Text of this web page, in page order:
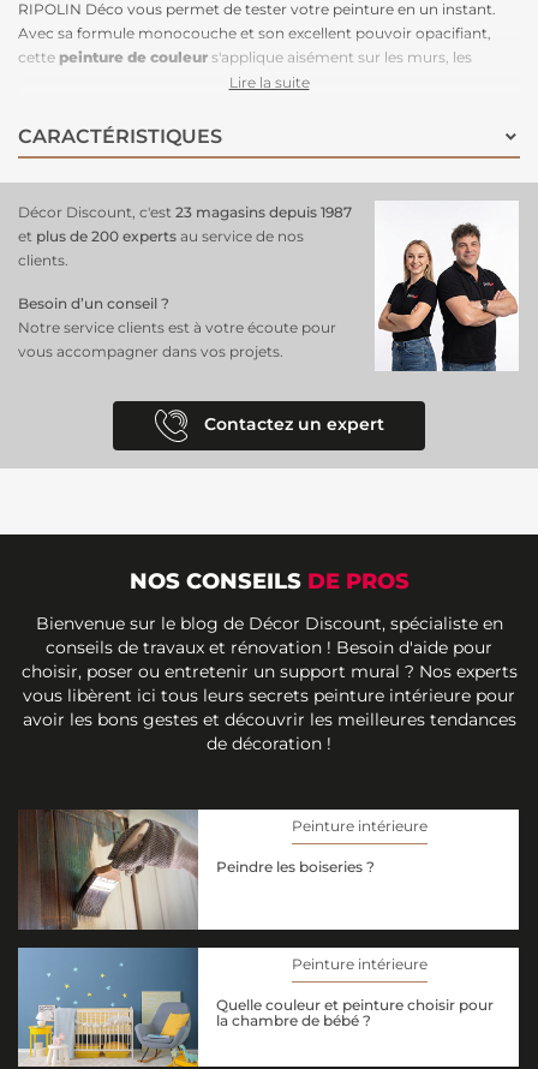
RIPOLIN Déco vous permet de tester votre peinture en un instant.
Avec sa formule monocouche et son excellent pouvoir opacifiant,
cette peinture de couleur s'applique aisément sur les murs, les
boiseries et les radiateurs. Découvrez la profondeur sophistiquée du
contemporaine à votre intérieur. Disponible en plusieurs teintes, y
compris en blanc, cetesteur de peinture Ripolinest idéal pour vos
pour trouver toutes les teintes possibles.
Simplifiez vos futurs travaux en testant votre couleur avec les
échantillons de peinture Ripolin
Lire la suite
CARACTÉRISTIQUES
Décor Discount, c'est 23 magasins depuis 1987
et plus de 200 experts au service de nos
clients.
Besoin d’un conseil ?
Notre service clients est à votre écoute pour
vous accompagner dans vos projets.
Contactez un expert
NOS CONSEILS DE PROS
Bienvenue sur le blog de Décor Discount, spécialiste en
conseils de travaux et rénovation ! Besoin d'aide pour
choisir, poser ou entretenir un support mural ? Nos experts
vous libèrent ici tous leurs secrets peinture intérieure pour
avoir les bons gestes et découvrir les meilleures tendances
de décoration !
Peinture intérieure
Peindre les boiseries ?
Peinture intérieure
Quelle couleur et peinture choisir pour
la chambre de bébé ?